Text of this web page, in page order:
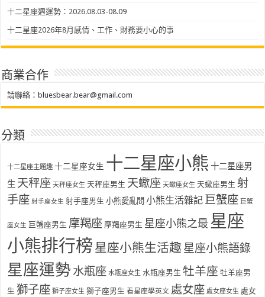
十二星座週運勢：2026.08.03-08.09
十二星座2026年8月感情、工作、財務要小心的事
商業合作
請聯絡： bluesbear.bear@gmail.com
分類
十二星座主題趣 十二星座女生 十二星座小熊 十二星座男
生 天秤座 天秤座女生 天秤座男生 天蠍座 天蠍座女生 天蠍座男生 射
手座 射手座女生 射手座男生 小熊愛亂問 小熊生活雜記 巨蟹座 巨蟹
座女生 巨蟹座男生 摩羯座 摩羯座男生 星座小熊之最 星座
小熊排行榜 星座小熊生活趣 星座小熊語錄
星座運勢 水瓶座 水瓶座女生 水瓶座男生 牡羊座 牡羊座男
生 獅子座 獅子座女生 獅子座男生 看星座學英文 處女座 處女座女生 處女